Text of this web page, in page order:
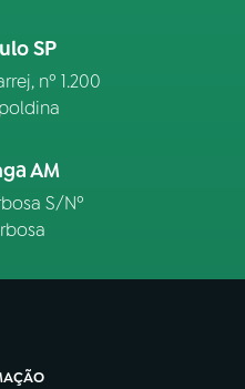
SP
nº 1.200
AM
S/Nº